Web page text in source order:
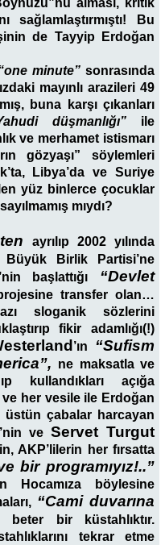
alması, kritik
sağlamlaştırmıştı! Bu
de Tayyip Erdoğan
minute”sonrasında
mayınlı arazileri 49
buna karşı çıkanları
düşmanlığı” ile
ve merhamet istismarı
gözyaşı” söylemleri
Libya’da ve Suriye
yüz binlerce çocuklar
mıydı?
ayrılıp 2002 yılında
Büyük Birlik Partisi’ne
başlattığı “Devlet
transfer olan…
sloganik sözlerini
fikir adamlığı(!)
’ın “Sufism
ne maksatla ve
kullandıkları açığa
her vesile ile Erdoğan
üstün çabalar harcayan
’nin ve Servet Turgut
AKP’lilerin her fırsatta
bir programıyız!..”
Hocamıza böylesine
“Cami duvarına
beter bir küstahlıktır.
tekrar etme